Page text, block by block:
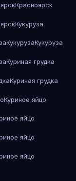
Красноярск
Кукуруза
КукурузаКукуруза
Куриная грудка
Куриная грудка
Куриное яйцо
яйцо
яйцо
яйцо